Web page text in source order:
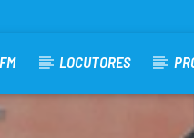
LOCUTORES